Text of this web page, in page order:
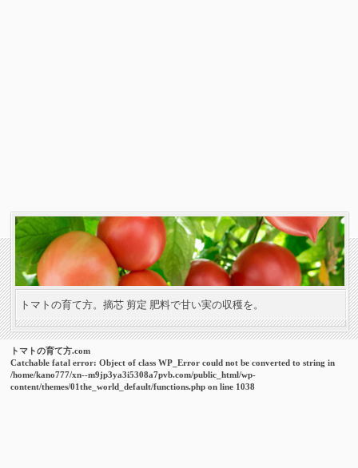
トマトの育て方。摘芯 剪定 肥料で甘い実の収穫を。
トマトの育て方.com
Catchable fatal error: Object of class WP_Error could not be converted to string in
/home/kano777/xn--m9jp3ya3i5308a7pvb.com/public_html/wp-
content/themes/01the_world_default/functions.php on line 1038